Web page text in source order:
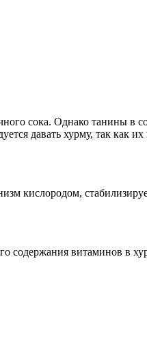
сока. Однако танины в
давать хурму, так как
кислородом,
содержания витаминов в